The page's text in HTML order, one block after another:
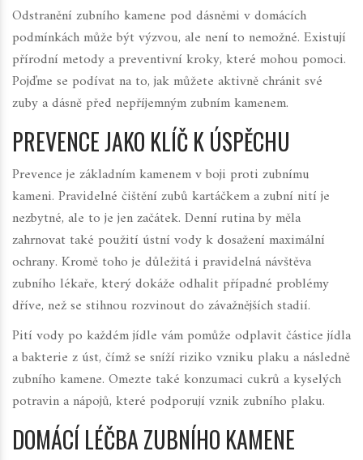
Odstranění zubního kamene pod dásněmi v domácích
podmínkách může být výzvou, ale není to nemožné. Existují
přírodní metody a preventivní kroky, které mohou pomoci.
Pojďme se podívat na to, jak můžete aktivně chránit své
zuby a dásně před nepříjemným zubním kamenem.
PREVENCE JAKO KLÍČ K ÚSPĚCHU
Prevence je základním kamenem v boji proti zubnímu
kameni. Pravidelné čištění zubů kartáčkem a zubní nití je
nezbytné, ale to je jen začátek. Denní rutina by měla
zahrnovat také použití ústní vody k dosažení maximální
ochrany. Kromě toho je důležitá i pravidelná návštěva
zubního lékaře, který dokáže odhalit případné problémy
dříve, než se stihnou rozvinout do závažnějších stadií.
Pití vody po každém jídle vám pomůže odplavit částice jídla
a bakterie z úst, čímž se sníží riziko vzniku plaku a následně
zubního kamene. Omezte také konzumaci cukrů a kyselých
potravin a nápojů, které podporují vznik zubního plaku.
DOMÁCÍ LÉČBA ZUBNÍHO KAMENE